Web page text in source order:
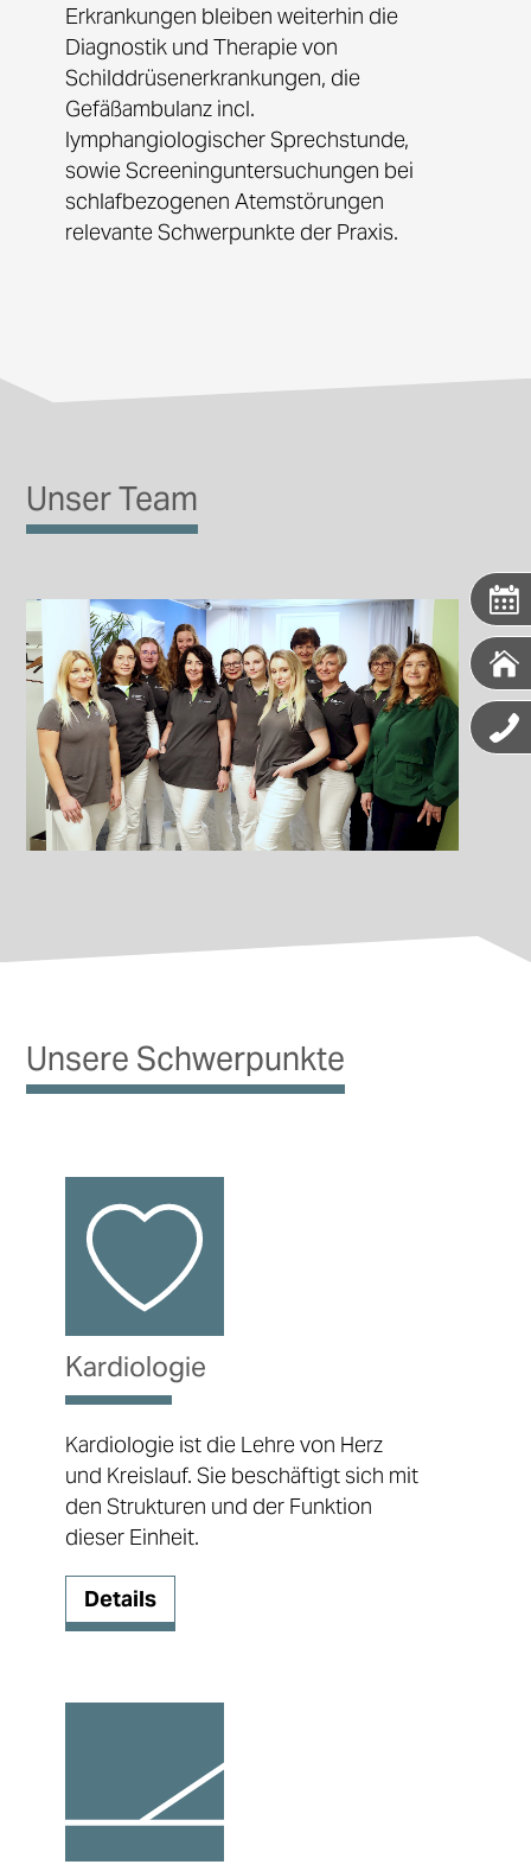
Erkrankungen bleiben weiterhin die
Diagnostik und Therapie von
Schilddrüsenerkrankungen, die
Gefäßambulanz incl.
lymphangiologischer Sprechstunde,
sowie Screeninguntersuchungen bei
schlafbezogenen Atemstörungen
relevante Schwerpunkte der Praxis.
Unser Team
Unsere Schwerpunkte
Kardiologie
Kardiologie ist die Lehre von Herz
und Kreislauf. Sie beschäftigt sich mit
den Strukturen und der Funktion
dieser Einheit.
Details